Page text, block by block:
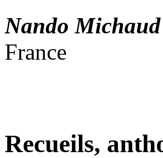
Nando Michaud
France
Recueils,